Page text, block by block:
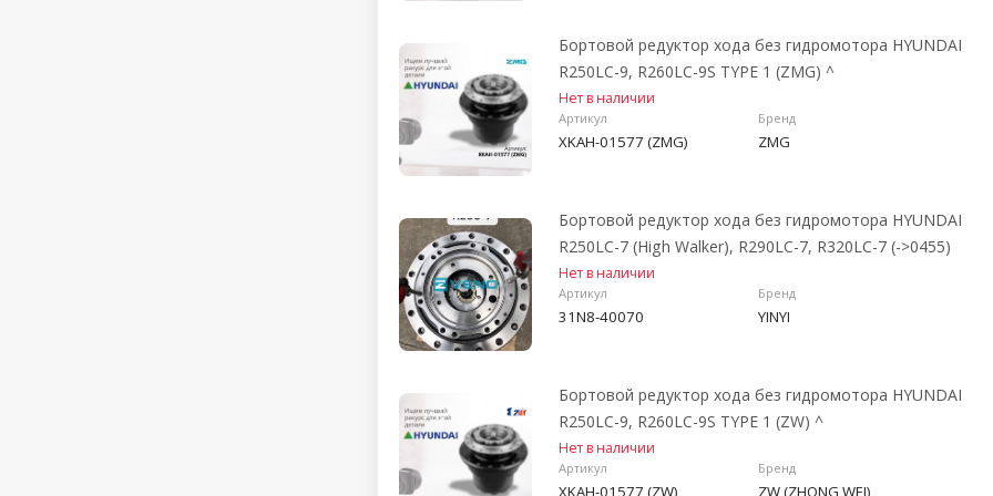
Бортовой редуктор хода без гидромотора HYUNDAI
R250LC-9, R260LС-9S TYPE 1 (ZMG) ^
Нет в наличии
Артикул
XKAH-01577 (ZMG)
Бренд
ZMG
Бортовой редуктор хода без гидромотора HYUNDAI
R250LC-7 (High Walker), R290LC-7, R320LC-7 (->0455)
Нет в наличии
Артикул
31N8-40070
Бренд
YINYI
Бортовой редуктор хода без гидромотора HYUNDAI
R250LC-9, R260LС-9S TYPE 1 (ZW) ^
Нет в наличии
Артикул
XKAH-01577 (ZW)
Бренд
ZW (ZHONG WEI)